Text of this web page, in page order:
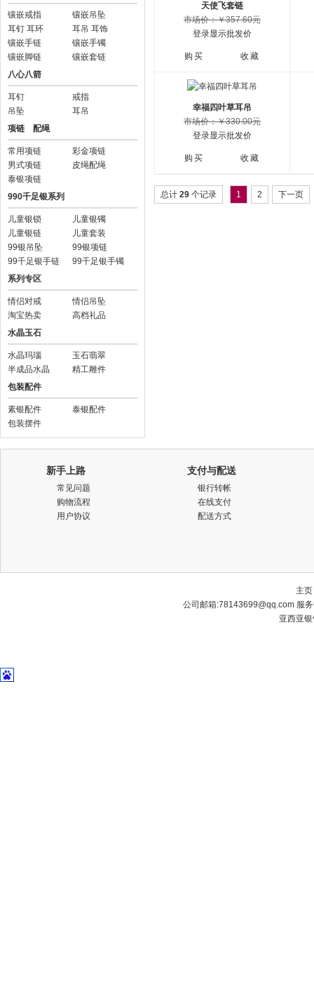
镶嵌戒指
镶嵌吊坠
耳钉 耳环
耳吊 耳饰
镶嵌手链
镶嵌手镯
镶嵌脚链
镶嵌套链
八心八箭
耳钉
戒指
吊坠
耳吊
项链 配绳
常用项链
彩金项链
男式项链
皮绳配绳
泰银项链
990千足银系列
儿童银锁
儿童银镯
儿童银链
儿童套装
99银吊坠
99银项链
99千足银手链
99千足银手镯
系列专区
情侣对戒
情侣吊坠
淘宝热卖
高档礼品
水晶玉石
水晶玛瑙
玉石翡翠
半成品水晶
精工雕件
包装配件
素银配件
泰银配件
包装摆件
天使飞套链
市场价：￥357.60元
登录显示批发价
购买 收藏
幸福四叶草耳吊
市场价：￥330.00元
登录显示批发价
购买 收藏
总计 29 个记录 1 2 下一页
新手上路
常见问题
购物流程
用户协议
支付与配送
银行转帐
在线支付
配送方式
主页
公司邮箱:78143699@qq.com服务
亚西亚